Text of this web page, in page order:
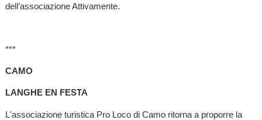
dell’associazione Attivamente.
***
CAMO
LANGHE EN FESTA
L'associazione turistica Pro Loco di Camo ritorna a proporre la